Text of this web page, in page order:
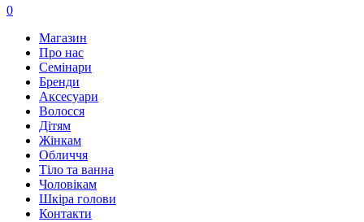
0
Магазин
Про нас
Семінари
Бренди
Аксесуари
Волосся
Дітям
Жінкам
Обличчя
Тіло та ванна
Чоловікам
Шкіра голови
Контакти